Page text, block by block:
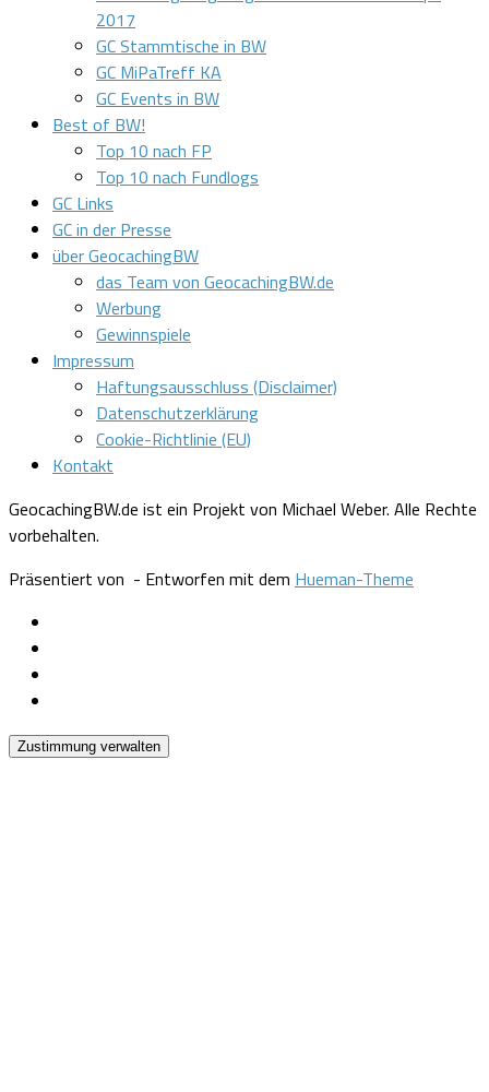
2017
GC Stammtische in BW
GC MiPaTreff KA
GC Events in BW
Best of BW!
Top 10 nach FP
Top 10 nach Fundlogs
GC Links
GC in der Presse
über GeocachingBW
das Team von GeocachingBW.de
Werbung
Gewinnspiele
Impressum
Haftungsausschluss (Disclaimer)
Datenschutzerklärung
Cookie-Richtlinie (EU)
Kontakt
GeocachingBW.de ist ein Projekt von Michael Weber. Alle Rechte
vorbehalten.
Präsentiert von - Entworfen mit dem Hueman-Theme
Zustimmung verwalten